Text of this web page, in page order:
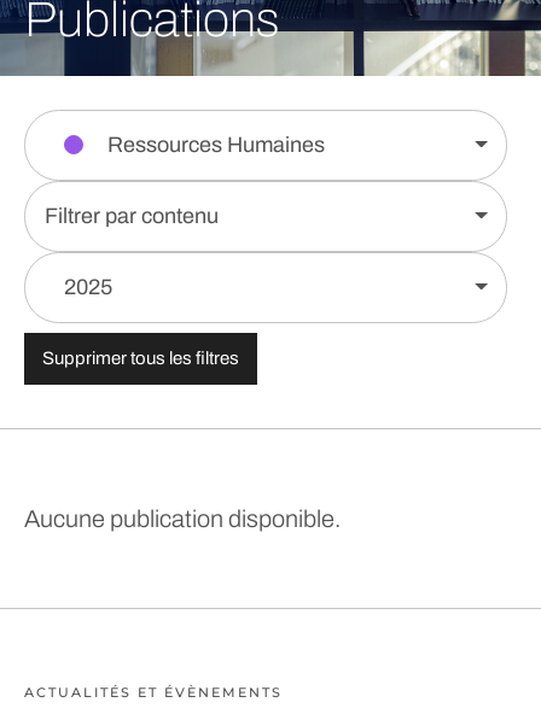
Publications
Ressources Humaines
Filtrer par contenu
2025
Supprimer tous les filtres
Aucune publication disponible.
ACTUALITÉS ET ÉVÈNEMENTS